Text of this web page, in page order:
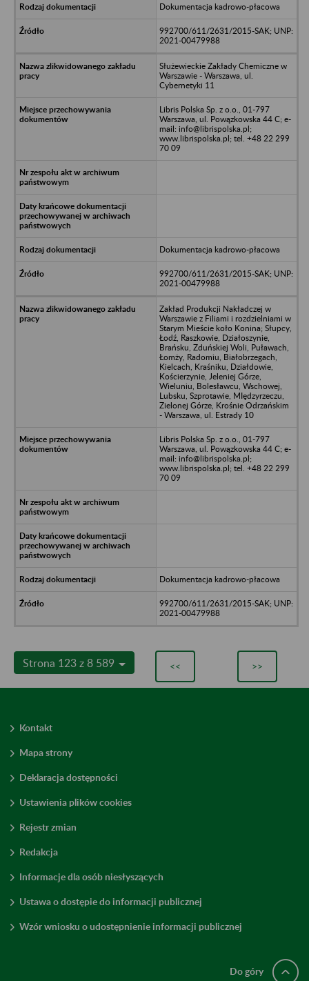
Dokumentacja kadrowo-płacowa
992700/611/2631/2015-SAK; UNP:
2021-00479988
Służewieckie Zakłady Chemiczne w
Warszawie - Warszawa, ul.
Cybernetyki 11
Libris Polska Sp. z o.o., 01-797
Warszawa, ul. Powązkowska 44 C; e-
mail: info@librispolska.pl;
www.librispolska.pl; tel. +48 22 299
70 09
Dokumentacja kadrowo-płacowa
992700/611/2631/2015-SAK; UNP:
2021-00479988
Zakład Produkcji Nakładczej w
Warszawie z Filiami i rozdzielniami w
Starym Mieście koło Konina; Słupcy,
Łodź, Raszkowie, Działoszynie,
Brańsku, Zduńskiej Woli, Puławach,
Łomży, Radomiu, Białobrzegach,
Kielcach, Kraśniku, Działdowie,
Kościerzynie, Jeleniej Górze,
Wieluniu, Bolesławcu, Wschowej,
Lubsku, Szprotawie, MIędzyrzeczu,
Zielonej Górze, Krośnie Odrzańskim
- Warszawa, ul. Estrady 10
Libris Polska Sp. z o.o., 01-797
Warszawa, ul. Powązkowska 44 C; e-
mail: info@librispolska.pl;
www.librispolska.pl; tel. +48 22 299
70 09
Dokumentacja kadrowo-płacowa
992700/611/2631/2015-SAK; UNP:
2021-00479988
Strona 123 z 8 589 << >>
Kontakt
Mapa strony
Deklaracja dostępności
Ustawienia plików cookies
Rejestr zmian
Redakcja
Informacje dla osób niesłyszących
Ustawa o dostępie do informacji publicznej
Wzór wniosku o udostępnienie informacji publicznej
Do góry